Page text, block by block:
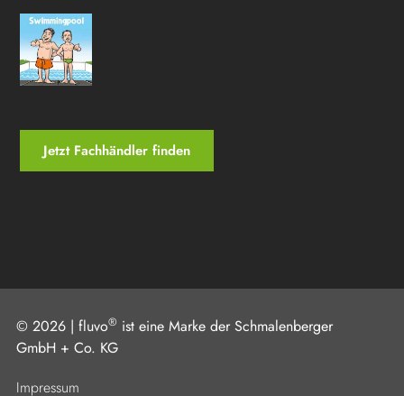
Jetzt Fachhändler finden
© 2026 | fluvo® ist eine Marke der Schmalenberger
GmbH + Co. KG
Impressum